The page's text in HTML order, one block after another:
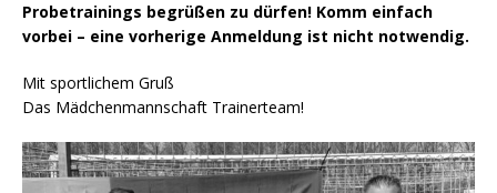
Probetrainings begrüßen zu dürfen! Komm einfach
vorbei – eine vorherige Anmeldung ist nicht notwendig.
Mit sportlichem Gruß
Das Mädchenmannschaft Trainerteam!